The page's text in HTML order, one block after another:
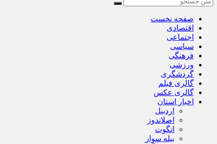
صفحه نخست
اقتصادی
اجتماعی
سیاسی
فرهنگی
ورزشی
گردشگری
گالری فیلم
گالری عکس
اخبار استان
اردبیل
اصلاندوز
انگوت
بیله سوار